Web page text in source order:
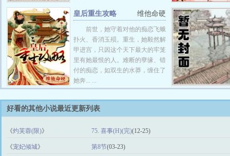
维他命硬
皇后重生攻略
前世，她守着对他的痴恋飞蛾
扑火、香消玉殒。重生，她毅然解
甲进宫，只因这个天下最大的牢笼
里有她最恨的人。难断的孽缘、错
付的痴恋，如双生的水莽，缠住了
她奔... ...
好看的其他小说最近更新列表
《灼芙蓉(限)》 75. 喜事(H)(完)(12-25)
《宠妃倾城》 第8节(03-23)